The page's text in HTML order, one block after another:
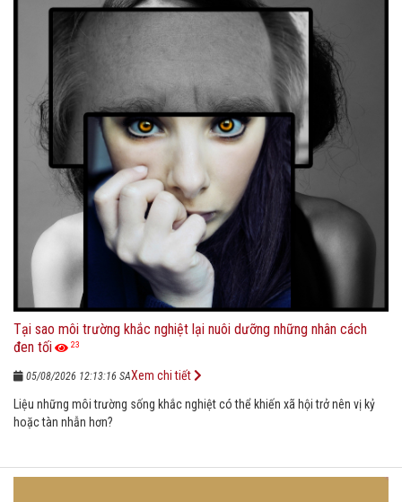
Tại sao môi trường khắc nghiệt lại nuôi dưỡng những nhân cách
đen tối
23
05/08/2026 12:13:16 SA
Liệu những môi trường sống khắc nghiệt có thể khiến xã hội trở nên vị kỷ
hoặc tàn nhẫn hơn?
Xem chi tiết